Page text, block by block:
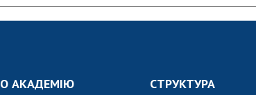
АКАДЕМІЮ СТРУКТУРА